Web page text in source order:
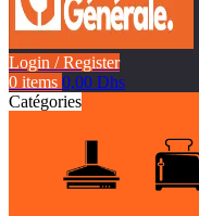
Login / Register
0 items 0,00 Dhs
Catégories